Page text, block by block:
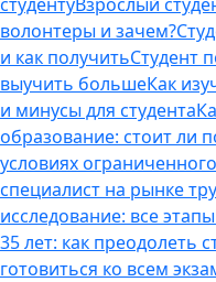
волонтеры и зачем?
и как получитьСтудент
выучить большеКак
и минусы для студента
образование: стоит ли
условиях
специалист на рынке
исследование: все этапы
35 лет: как преодолеть
готовиться ко всем